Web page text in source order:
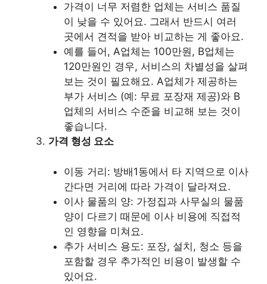
가격이 너무 저렴한 업체는 서비스 품질
이 낮을 수 있어요. 그래서 반드시 여러
곳에서 견적을 받아 비교하는 게 좋아요.
예를 들어, A업체는 100만원, B업체는
120만원인 경우, 서비스의 차별성을 살펴
보는 것이 필요해요. A업체가 제공하는
부가 서비스 (예: 무료 포장재 제공)와 B
업체의 서비스 수준을 비교해 보는 것이
좋습니다.
가격 형성 요소
이동 거리: 방배1동에서 타 지역으로 이사
간다면 거리에 따라 가격이 달라져요.
이사 물품의 양: 가정집과 사무실의 물품
양이 다르기 때문에 이사 비용에 직접적
인 영향을 미쳐요.
추가 서비스 용도: 포장, 설치, 청소 등을
포함할 경우 추가적인 비용이 발생할 수
있어요.